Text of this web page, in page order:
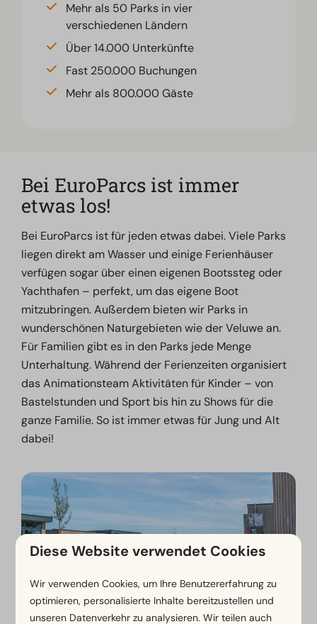
Mehr als 50 Parks in vier
verschiedenen Ländern
Über 14.000 Unterkünfte
Fast 250.000 Buchungen
Mehr als 800.000 Gäste
Bei EuroParcs ist immer
etwas los!
Bei EuroParcs ist für jeden etwas dabei. Viele Parks
liegen direkt am Wasser und einige Ferienhäuser
verfügen sogar über einen eigenen Bootssteg oder
Yachthafen – perfekt, um das eigene Boot
mitzubringen. Außerdem bieten wir Parks in
wunderschönen Naturgebieten wie der Veluwe an.
Für Familien gibt es in den Parks jede Menge
Unterhaltung. Während der Ferienzeiten organisiert
das Animationsteam Aktivitäten für Kinder – von
Bastelstunden und Sport bis hin zu Shows für die
ganze Familie. So ist immer etwas für Jung und Alt
dabei!
EuroParcs Ferienparks
Diese Website verwendet Cookies
Wir verwenden Cookies, um Ihre Benutzererfahrung zu
optimieren, personalisierte Inhalte bereitzustellen und
unseren Datenverkehr zu analysieren. Wir teilen auch